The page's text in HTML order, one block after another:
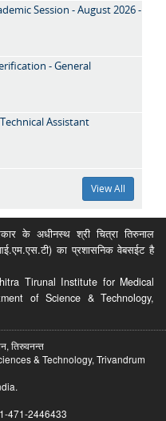
Session - August 2026 -
- General
Assistant
View All
के अधीनस्थ श्री चित्रा तिरुनाल
का प्रशासनिक वेबसईट है
Tirunal Institute for Medical
of Science & Technology,
तिरुवनन्त
& Technology, Trivandrum
471-2446433